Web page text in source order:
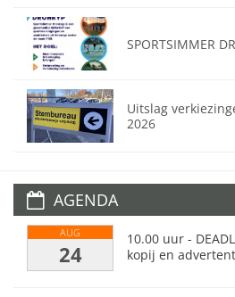
SPORTSIMMER
Uitslag
2026
AGENDA
AUG
24
10.00 uur -
kopij en